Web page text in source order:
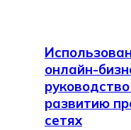
онлайн-
развитию
сетях